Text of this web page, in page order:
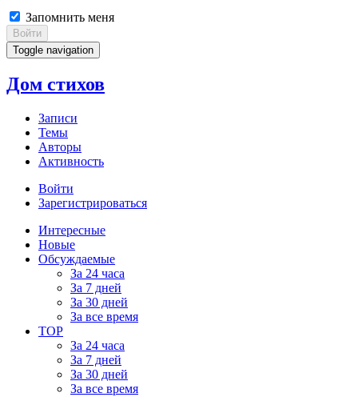
Запомнить меня
Войти
Toggle navigation
Дом стихов
Записи
Темы
Авторы
Активность
Войти
Зарегистрироваться
Интересные
Новые
Обсуждаемые
За 24 часа
За 7 дней
За 30 дней
За все время
TOP
За 24 часа
За 7 дней
За 30 дней
За все время